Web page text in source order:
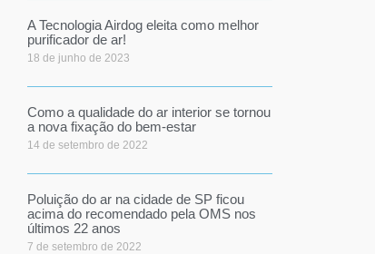
A Tecnologia Airdog eleita como melhor
purificador de ar!
18 de junho de 2023
Como a qualidade do ar interior se tornou
a nova fixação do bem-estar
14 de setembro de 2022
Poluição do ar na cidade de SP ficou
acima do recomendado pela OMS nos
últimos 22 anos
7 de setembro de 2022